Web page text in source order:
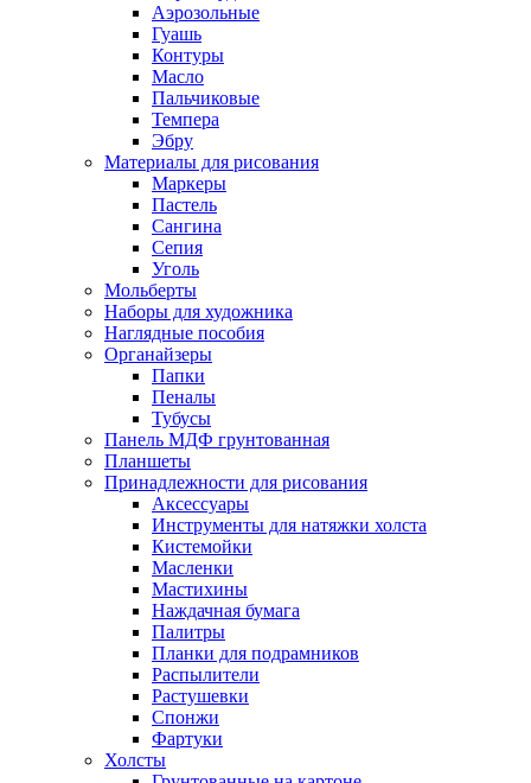
Аэрозольные
Гуашь
Контуры
Масло
Пальчиковые
Темпера
Эбру
Материалы для рисования
Маркеры
Пастель
Сангина
Сепия
Уголь
Мольберты
Наборы для художника
Наглядные пособия
Органайзеры
Папки
Пеналы
Тубусы
Панель МДФ грунтованная
Планшеты
Принадлежности для рисования
Аксессуары
Инструменты для натяжки холста
Кистемойки
Масленки
Мастихины
Наждачная бумага
Палитры
Планки для подрамников
Распылители
Растушевки
Спонжи
Фартуки
Холсты